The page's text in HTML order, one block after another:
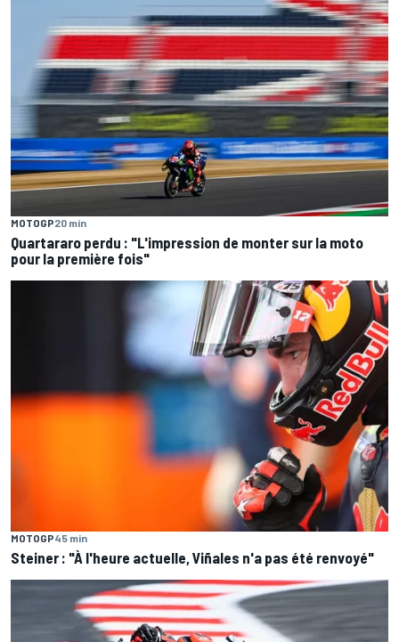
MOTOGP20 min
Quartararo perdu : "L'impression de monter sur la moto
pour la première fois"
MOTOGP45 min
Steiner : "À l'heure actuelle, Viñales n'a pas été renvoyé"